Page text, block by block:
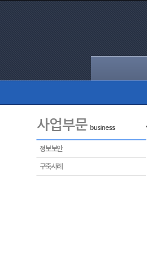
사업부문 business
정보보안
구축사례